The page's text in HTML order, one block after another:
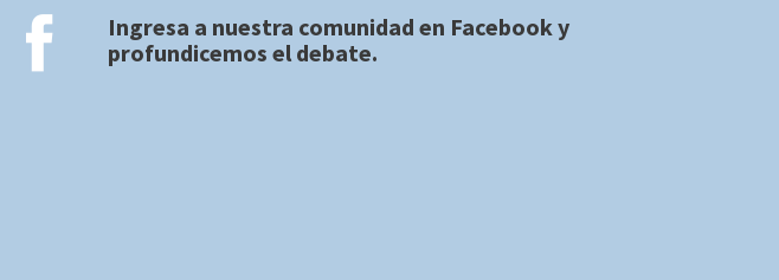
Ingresa a nuestra comunidad en Facebooky
profundicemos el debate.